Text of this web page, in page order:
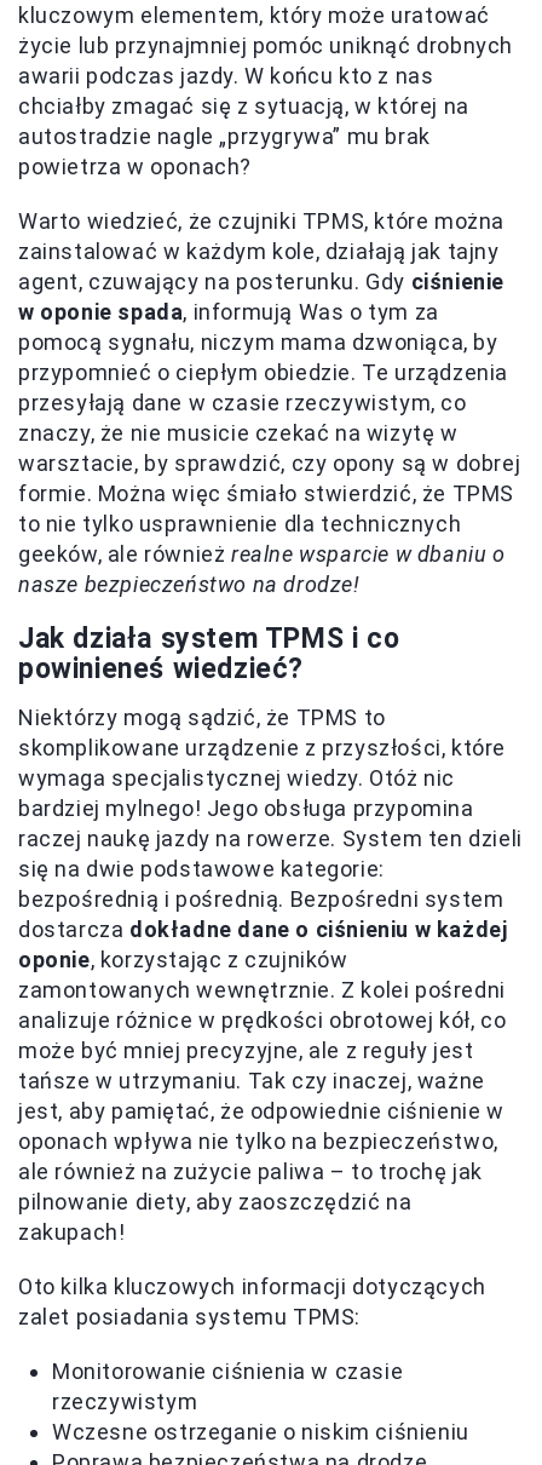
kluczowym elementem, który może uratować
życie lub przynajmniej pomóc uniknąć drobnych
awarii podczas jazdy. W końcu kto z nas
chciałby zmagać się z sytuacją, w której na
autostradzie nagle „przygrywa” mu brak
powietrza w oponach?
Warto wiedzieć, że czujniki TPMS, które można
zainstalować w każdym kole, działają jak tajny
agent, czuwający na posterunku. Gdy ciśnienie
w oponie spada, informują Was o tym za
pomocą sygnału, niczym mama dzwoniąca, by
przypomnieć o ciepłym obiedzie. Te urządzenia
przesyłają dane w czasie rzeczywistym, co
znaczy, że nie musicie czekać na wizytę w
warsztacie, by sprawdzić, czy opony są w dobrej
formie. Można więc śmiało stwierdzić, że TPMS
to nie tylko usprawnienie dla technicznych
geeków, ale równieżrealne wsparcie w dbaniu o
nasze bezpieczeństwo na drodze!
Jak działa system TPMS i co
powinieneś wiedzieć?
Niektórzy mogą sądzić, że TPMS to
skomplikowane urządzenie z przyszłości, które
wymaga specjalistycznej wiedzy. Otóż nic
bardziej mylnego! Jego obsługa przypomina
raczej naukę jazdy na rowerze. System ten dzieli
się na dwie podstawowe kategorie:
bezpośrednią i pośrednią. Bezpośredni system
dostarcza dokładne dane o ciśnieniu w każdej
oponie, korzystając z czujników
zamontowanych wewnętrznie. Z kolei pośredni
analizuje różnice w prędkości obrotowej kół, co
może być mniej precyzyjne, ale z reguły jest
tańsze w utrzymaniu. Tak czy inaczej, ważne
jest, aby pamiętać, że odpowiednie ciśnienie w
oponach wpływa nie tylko na bezpieczeństwo,
ale również na zużycie paliwa – to trochę jak
pilnowanie diety, aby zaoszczędzić na
zakupach!
Oto kilka kluczowych informacji dotyczących
zalet posiadania systemu TPMS:
Monitorowanie ciśnienia w czasie
rzeczywistym
Wczesne ostrzeganie o niskim ciśnieniu